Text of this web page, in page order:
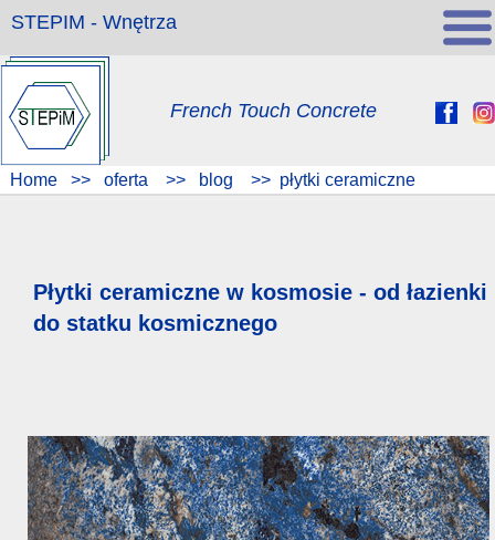
STEPIM - Wnętrza
French Touch Concrete
Home >> oferta >> blog >> płytki ceramiczne
Płytki ceramiczne w kosmosie - od łazienki
do statku kosmicznego